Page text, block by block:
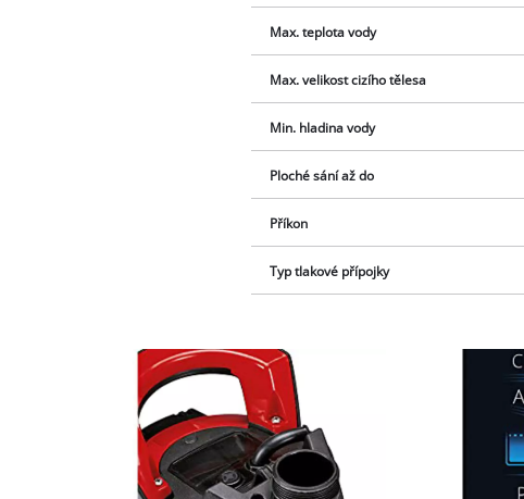
Max. teplota vody
Max. velikost cizího tělesa
Min. hladina vody
Ploché sání až do
Příkon
Typ tlakové přípojky